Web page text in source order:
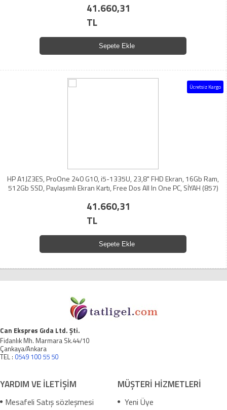
41.660,31
TL
Sepete Ekle
Ücretsiz Kargo
HP A1JZ3ES, ProOne 240 G10, i5-1335U, 23,8" FHD Ekran, 16Gb Ram,
512Gb SSD, Paylaşımlı Ekran Kartı, Free Dos All In One PC, SİYAH (857)
41.660,31
TL
Sepete Ekle
Can Ekspres Gıda Ltd. Şti.
Fidanlık Mh. Marmara Sk.44/10
Çankaya/Ankara
TEL : 0549 100 55 50
YARDIM VE İLETİŞİM
Mesafeli Satış sözleşmesi
MÜŞTERİ HİZMETLERİ
Yeni Üye